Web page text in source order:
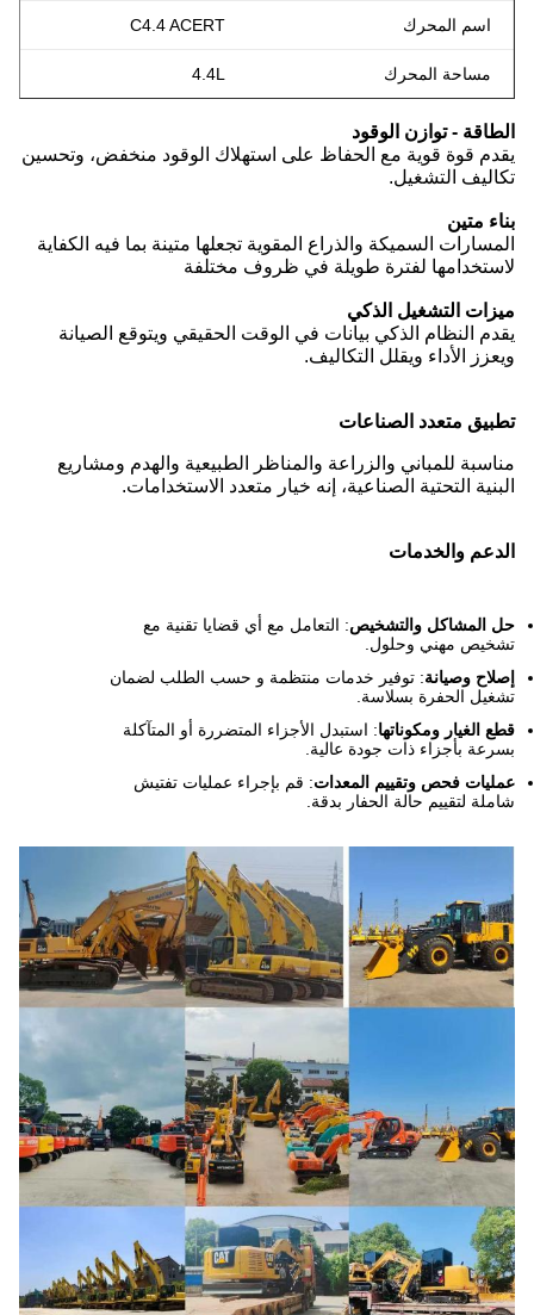
اسم المحرك C4.4 ACERT
مساحة المحرك 4.4L
الطاقة - توازن الوقود
يقدم قوة قوية مع الحفاظ على استهلاك الوقود منخفض، وتحسين
تكاليف التشغيل.
بناء متين
المسارات السميكة والذراع المقوية تجعلها متينة بما فيه الكفاية
لاستخدامها لفترة طويلة في ظروف مختلفة
ميزات التشغيل الذكي
يقدم النظام الذكي بيانات في الوقت الحقيقي ويتوقع الصيانة
ويعزز الأداء ويقلل التكاليف.
تطبيق متعدد الصناعات
مناسبة للمباني والزراعة والمناظر الطبيعية والهدم ومشاريع
البنية التحتية الصناعية، إنه خيار متعدد الاستخدامات.
الدعم والخدمات
حل المشاكل والتشخيص: التعامل مع أي قضايا تقنية مع
تشخيص مهني وحلول.
إصلاح وصيانة: توفير خدمات منتظمة و حسب الطلب لضمان
تشغيل الحفرة بسلاسة.
قطع الغيار ومكوناتها: استبدل الأجزاء المتضررة أو المتآكلة
بسرعة بأجزاء ذات جودة عالية.
عمليات فحص وتقييم المعدات: قم بإجراء عمليات تفتيش
شاملة لتقييم حالة الحفار بدقة.